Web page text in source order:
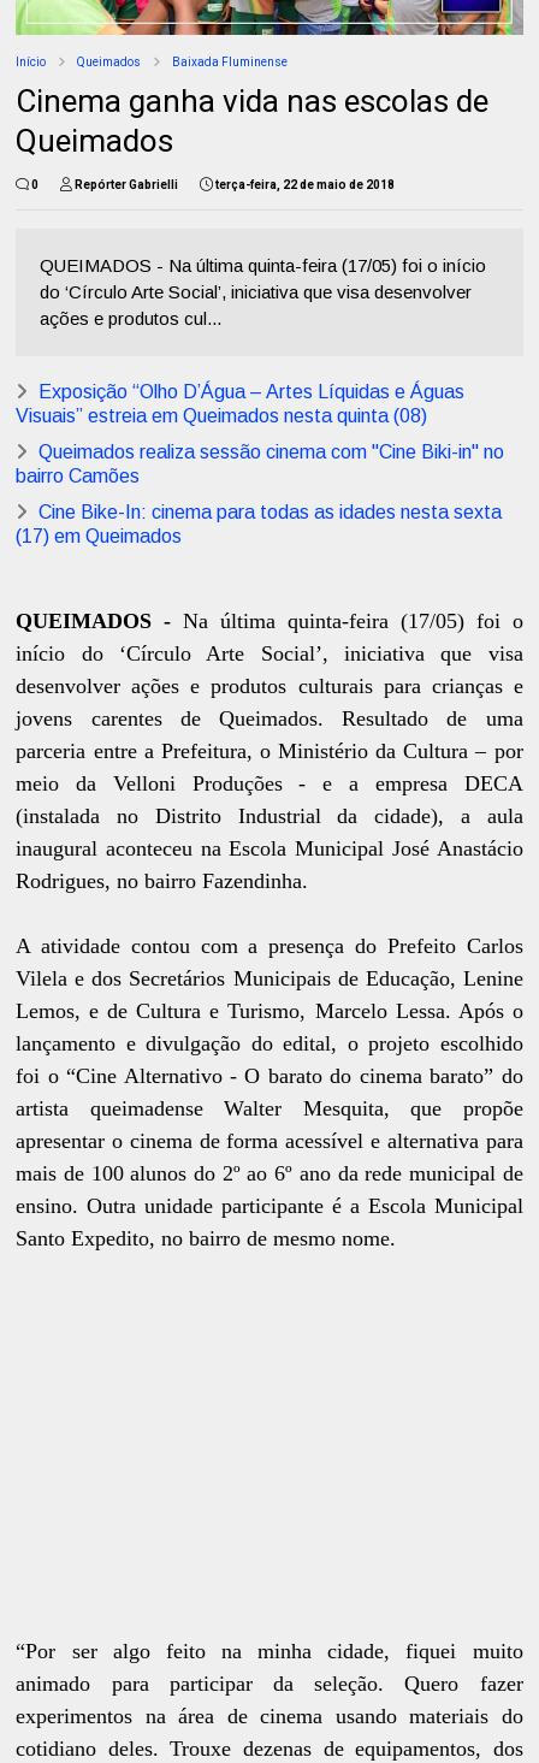
Início Queimados Baixada Fluminense
Cinema ganha vida nas escolas de
Queimados
0 Repórter Gabrielli terça-feira, 22 de maio de 2018
QUEIMADOS - Na última quinta-feira (17/05) foi o início
do ‘Círculo Arte Social’, iniciativa que visa desenvolver
ações e produtos cul...
Exposição “Olho D’Água – Artes Líquidas e Águas
Visuais” estreia em Queimados nesta quinta (08)
Queimados realiza sessão cinema com "Cine Biki-in" no
bairro Camões
Cine Bike-In: cinema para todas as idades nesta sexta
(17) em Queimados
QUEIMADOS - Na última quinta-feira (17/05) foi o
início do ‘Círculo Arte Social’, iniciativa que visa
desenvolver ações e produtos culturais para crianças e
jovens carentes de Queimados. Resultado de uma
parceria entre a Prefeitura, o Ministério da Cultura – por
meio da Velloni Produções - e a empresa DECA
(instalada no Distrito Industrial da cidade), a aula
inaugural aconteceu na Escola Municipal José Anastácio
Rodrigues, no bairro Fazendinha.
A atividade contou com a presença do Prefeito Carlos
Vilela e dos Secretários Municipais de Educação, Lenine
Lemos, e de Cultura e Turismo, Marcelo Lessa. Após o
lançamento e divulgação do edital, o projeto escolhido
foi o “Cine Alternativo - O barato do cinema barato” do
artista queimadense Walter Mesquita, que propõe
apresentar o cinema de forma acessível e alternativa para
mais de 100 alunos do 2º ao 6º ano da rede municipal de
ensino. Outra unidade participante é a Escola Municipal
Santo Expedito, no bairro de mesmo nome.
“Por ser algo feito na minha cidade, fiquei muito
animado para participar da seleção. Quero fazer
experimentos na área de cinema usando materiais do
cotidiano deles. Trouxe dezenas de equipamentos, dos